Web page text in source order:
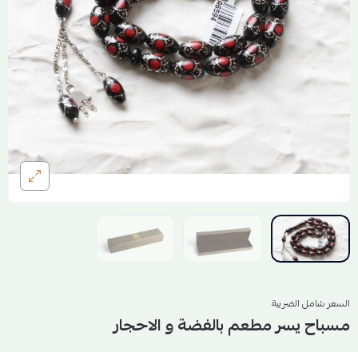
السعر شامل الضريبة
مسباح يسر مطعم بالفضة و الاحجار